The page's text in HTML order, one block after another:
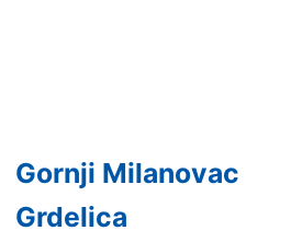
Gornji Milanovac
Grdelica